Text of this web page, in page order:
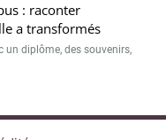
: raconter
a transformés
un diplôme, des souvenirs,